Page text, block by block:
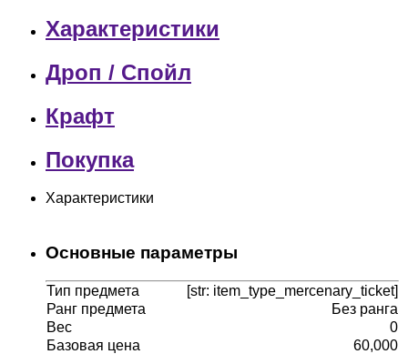
Характеристики
Дроп / Спойл
Крафт
Покупка
Характеристики
Основные параметры
Тип предмета
[str: item_type_mercenary_ticket]
Ранг предмета
Без ранга
Вес
0
Базовая цена
60,000